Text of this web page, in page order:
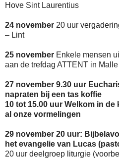
Hove Sint Laurentius
24 november 20 uur
– Lint
25 november Enkele mensen
aan de trefdag ATTENT in Malle
27 november 9.30 uur
napraten bij een tas koffie
10 tot 15.00 uur Welkom in
al onze vormelingen
29 november 20 uur:
het evangelie van Lucas
20 uur deelgroep liturgie